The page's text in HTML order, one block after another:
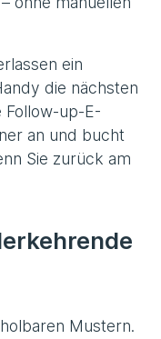
ein
die nächsten
Follow-up-E-
an und bucht
Sie zurück am
Mustern.